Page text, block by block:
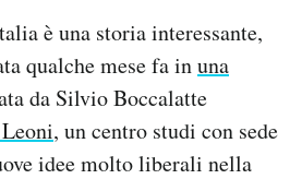
è una storia interessante,
qualche mese fa inuna
da Silvio Boccalatte
, un centro studi con sede
idee molto liberali nella